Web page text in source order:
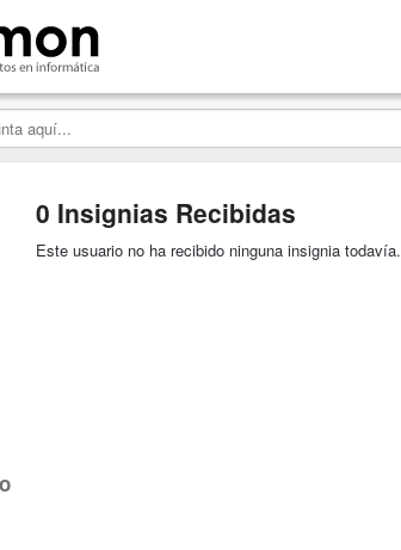
0 Insignias Recibidas
Este usuario no ha recibido ninguna insignia todavía.